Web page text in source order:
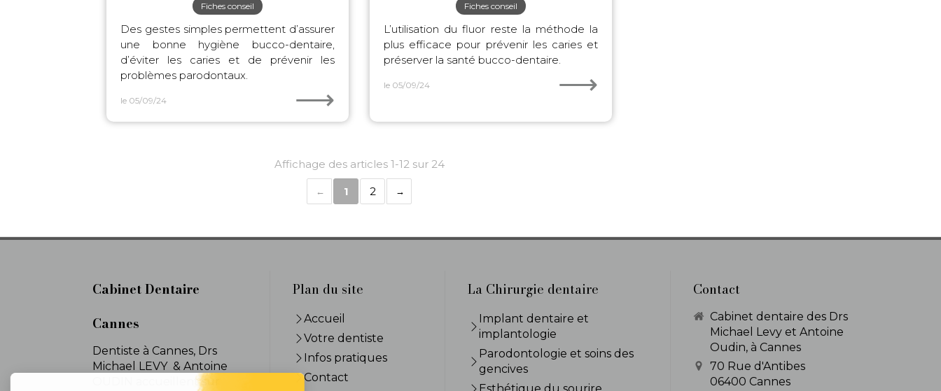
Fiches conseil
Des gestes simples permettent d’assurer
une bonne hygiène bucco-dentaire,
d’éviter les caries et de prévenir les
problèmes parodontaux.
le 05/09/24 ⟶
Fiches conseil
L’utilisation du fluor reste la méthode la
plus efficace pour prévenir les caries et
préserver la santé bucco-dentaire.
le 05/09/24 ⟶
Affichage des articles 1-12 sur 24
1 2
Cabinet Dentaire
Cannes
Dentiste à Cannes, Drs
Michael LEVY & Antoine
OUDIN accueillent sur
Plan du site
Accueil
Votre dentiste
Infos pratiques
Contact
La Chirurgie dentaire
Implant dentaire et
implantologie
Parodontologie et soins des
gencives
Contact
Cabinet dentaire des Drs
Michael Levy et Antoine
Oudin, à Cannes
70 Rue d'Antibes
06400 Cannes